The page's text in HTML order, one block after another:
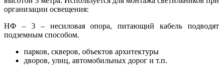
организации освещения:
НФ – 3 – несиловая опора, питающий кабель подводят
подземным способом.
парков, скверов, объектов архитектуры
дворов, улиц, автомобильных дорог и т.п.